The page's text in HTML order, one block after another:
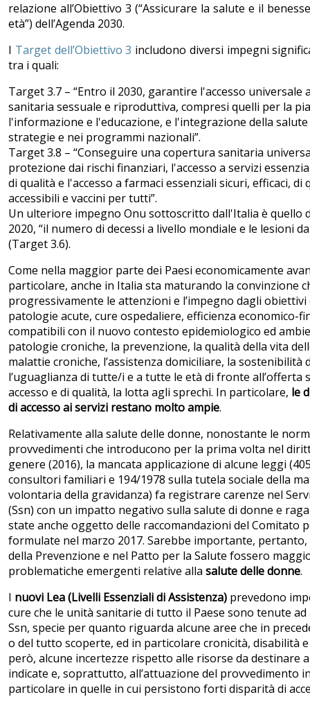
relazione all’Obiettivo 3 (“Assicurare la salute e il
età”) dell’Agenda 2030.
I Target dell’Obiettivo 3 includono diversi impegni
tra i quali:
Target 3.7 – “Entro il 2030, garantire l'accesso universale
sanitaria sessuale e riproduttiva, compresi quelli per la
l'informazione e l'educazione, e l'integrazione della
strategie e nei programmi nazionali”.
Target 3.8 – “Conseguire una copertura sanitaria
protezione dai rischi finanziari, l'accesso a servizi
di qualità e l'accesso a farmaci essenziali sicuri, efficaci, di
accessibili e vaccini per tutti”.
Un ulteriore impegno Onu sottoscritto dall'Italia è quello
2020, “il numero di decessi a livello mondiale e le lesioni
(Target 3.6).
Come nella maggior parte dei Paesi economicamente
particolare, anche in Italia sta maturando la convinzione
progressivamente le attenzioni e l’impegno dagli
patologie acute, cure ospedaliere, efficienza economico-
compatibili con il nuovo contesto epidemiologico ed
patologie croniche, la prevenzione, la qualità della vita
malattie croniche, l’assistenza domiciliare, la sostenibilità
l’uguaglianza di tutte/i e a tutte le età di fronte all’offerta
accesso e di qualità, la lotta agli sprechi. In particolare, le
di accesso ai servizi restano molto ampie.
Relativamente alla salute delle donne, nonostante le
provvedimenti che introducono per la prima volta nel
genere (2016), la mancata applicazione di alcune leggi
consultori familiari e 194/1978 sulla tutela sociale della
volontaria della gravidanza) fa registrare carenze nel
(Ssn) con un impatto negativo sulla salute di donne e
state anche oggetto delle raccomandazioni del Comitato
formulate nel marzo 2017. Sarebbe importante,
della Prevenzione e nel Patto per la Salute fossero
problematiche emergenti relative alla salute delle donne.
I nuovi Lea (Livelli Essenziali di Assistenza) prevedono
cure che le unità sanitarie di tutto il Paese sono tenute
Ssn, specie per quanto riguarda alcune aree che in
o del tutto scoperte, ed in particolare cronicità, disabilità
però, alcune incertezze rispetto alle risorse da destinare
indicate e, soprattutto, all’attuazione del provvedimento
particolare in quelle in cui persistono forti disparità di